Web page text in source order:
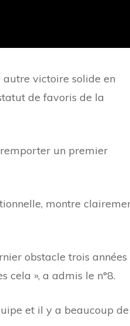
victoire solide en
de favoris de la
un premier
montre
obstacle trois années
cela », a admis le n°8.
et il y a beaucoup de